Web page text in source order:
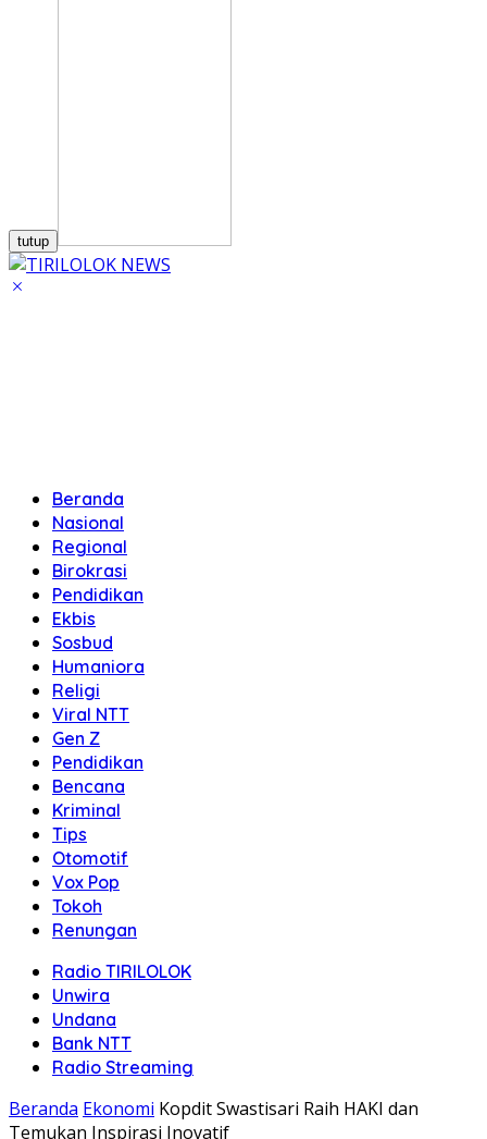
tutup
Beranda
Nasional
Regional
Birokrasi
Pendidikan
Ekbis
Sosbud
Humaniora
Religi
Viral NTT
Gen Z
Pendidikan
Bencana
Kriminal
Tips
Otomotif
Vox Pop
Tokoh
Renungan
Radio TIRILOLOK
Unwira
Undana
Bank NTT
Radio Streaming
Beranda Ekonomi Kopdit Swastisari Raih HAKI dan
Temukan Inspirasi Inovatif